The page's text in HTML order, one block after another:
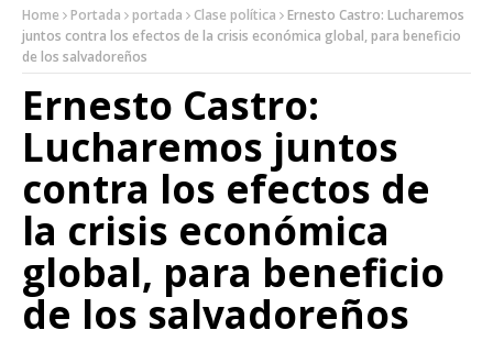
Home Portada portada Clase política
Ernesto Castro: Lucharemos
juntos contra los efectos de la crisis económica global, para beneficio
de los salvadoreños
Ernesto Castro:
Lucharemos juntos
contra los efectos de
la crisis económica
global, para beneficio
de los salvadoreños